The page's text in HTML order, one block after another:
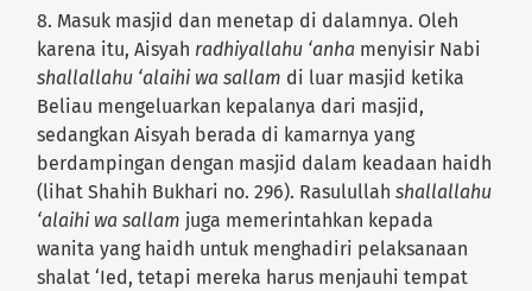
8. Masuk masjid dan menetap di dalamnya. Oleh
karena itu, Aisyah radhiyallahu ‘anha menyisir Nabi
shallallahu ‘alaihi wa sallam di luar masjid ketika
Beliau mengeluarkan kepalanya dari masjid,
sedangkan Aisyah berada di kamarnya yang
berdampingan dengan masjid dalam keadaan haidh
(lihat Shahih Bukhari no. 296). Rasulullahshallallahu
‘alaihi wa sallam juga memerintahkan kepada
wanita yang haidh untuk menghadiri pelaksanaan
shalat ‘Ied, tetapi mereka harus menjauhi tempat